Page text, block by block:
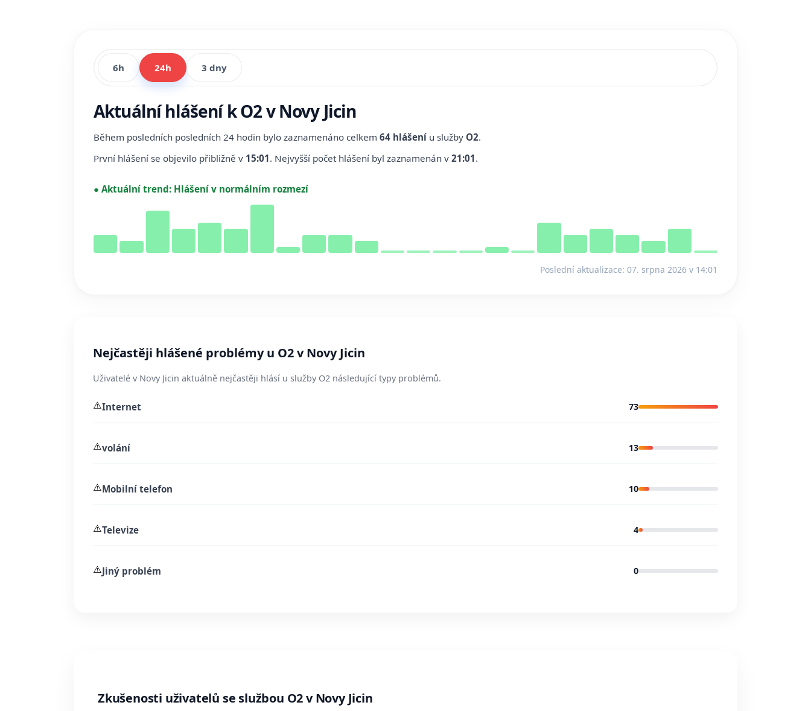
6h 24h 3 dny
Aktuální hlášení k O2 v Novy Jicin
Během posledních posledních 24 hodin bylo zaznamenáno celkem 64 hlášení u služby O2.
První hlášení se objevilo přibližně v 15:01. Nejvyšší počet hlášení byl zaznamenán v 21:01.
● Aktuální trend: Hlášení v normálním rozmezí
Poslední aktualizace: 07. srpna 2026 v 14:01
Nejčastěji hlášené problémy u O2 v Novy Jicin
Uživatelé v Novy Jicin aktuálně nejčastěji hlásí u služby O2 následující typy problémů.
⚠️Internet 73
⚠️volání 13
⚠️Mobilní telefon 10
⚠️Televize 4
⚠️Jiný problém 0
Zkušenosti uživatelů se službou O2 v Novy Jicin